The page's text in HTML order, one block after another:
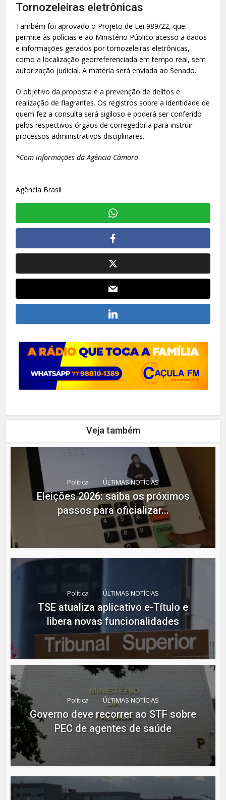
Tornozeleiras eletrônicas
Também foi aprovado o Projeto de Lei 989/22, que
permite às polícias e ao Ministério Público acesso a dados
e informações gerados por tornozeleiras eletrônicas,
como a localização georreferenciada em tempo real, sem
autorização judicial. A matéria será enviada ao Senado.
O objetivo da proposta é a prevenção de delitos e
realização de flagrantes. Os registros sobre a identidade de
quem fez a consulta será sigiloso e poderá ser conferido
pelos respectivos órgãos de corregedoria para instruir
processos administrativos disciplinares.
*Com informações da Agência Câmara
Agência Brasil
Veja também
Política ÚLTIMAS NOTÍCIAS
Eleições 2026: saiba os próximos
passos para oficializar...
Política ÚLTIMAS NOTÍCIAS
TSE atualiza aplicativo e-Título e
libera novas funcionalidades
Política ÚLTIMAS NOTÍCIAS
Governo deve recorrer ao STF sobre
PEC de agentes de saúde